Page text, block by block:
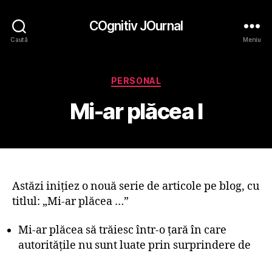
Caută
COgnitiv JOurnal
Meniu
Categorii
PERSONAL
Mi-ar plăcea I
Astăzi iniţiez o nouă serie de articole pe blog, cu
titlul: „Mi-ar plăcea …”
Mi-ar plăcea să trăiesc într-o ţară în care
autorităţile nu sunt luate prin surprindere de